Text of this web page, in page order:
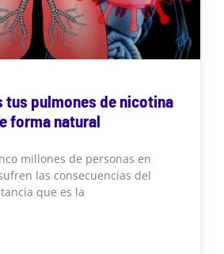
tus pulmones de nicotina
forma natural
millones de personas en
las consecuencias del
que es la